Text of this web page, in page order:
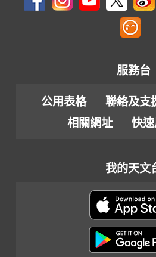
服務台
公用表格 聯絡及支
相關網址
快
我的天文